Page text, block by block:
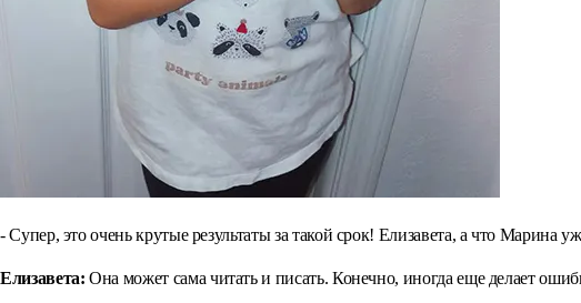
- Супер, это очень крутые результаты за такой срок! Елизавета, а что Марина
Елизавета: Она может сама читать и писать. Конечно, иногда еще делает